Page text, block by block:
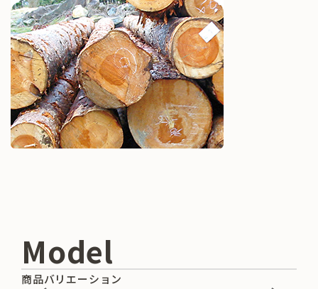
Model
商品バリエーション